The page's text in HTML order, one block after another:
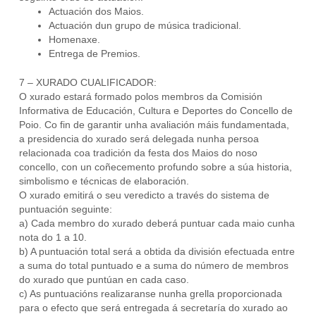
Actuación dos Maios.
Actuación dun grupo de música tradicional.
Homenaxe.
Entrega de Premios.
7 – XURADO CUALIFICADOR:
O xurado estará formado polos membros da Comisión
Informativa de Educación, Cultura e Deportes do Concello de
Poio. Co fin de garantir unha avaliación máis fundamentada,
a presidencia do xurado será delegada nunha persoa
relacionada coa tradición da festa dos Maios do noso
concello, con un coñecemento profundo sobre a súa historia,
simbolismo e técnicas de elaboración.
O xurado emitirá o seu veredicto a través do sistema de
puntuación seguinte:
a) Cada membro do xurado deberá puntuar cada maio cunha
nota do 1 a 10.
b) A puntuación total será a obtida da división efectuada entre
a suma do total puntuado e a suma do número de membros
do xurado que puntúan en cada caso.
c) As puntuacións realizaranse nunha grella proporcionada
para o efecto que será entregada á secretaría do xurado ao